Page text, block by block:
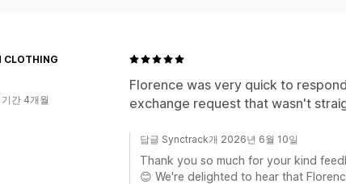
Florence was very quick to
exchange request that wasn't
CLOTHING
간 4개월
답글 Synctrack개 2026년 6월 10일
Thank you so much for your kind
😊 We're delighted to hear that